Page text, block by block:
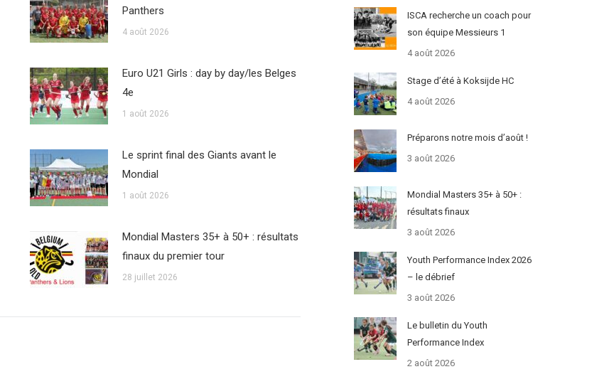
Panthers
4 août 2026
Euro U21 Girls : day by day/les Belges
4e
1 août 2026
Le sprint final des Giants avant le
Mondial
1 août 2026
Mondial Masters 35+ à 50+ : résultats
finaux du premier tour
28 juillet 2026
ISCA recherche un coach pour
son équipe Messieurs 1
4 août 2026
Stage d’été à Koksijde HC
4 août 2026
Préparons notre mois d’août !
3 août 2026
Mondial Masters 35+ à 50+ :
résultats finaux
3 août 2026
Youth Performance Index 2026
– le débrief
3 août 2026
Le bulletin du Youth
Performance Index
2 août 2026